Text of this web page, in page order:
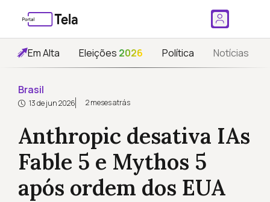
Em Alta Eleições 2026 Política Notícias
Brasil
13 de jun 2026 2 meses atrás
Anthropic desativa IAs
Fable 5 e Mythos 5
após ordem dos EUA